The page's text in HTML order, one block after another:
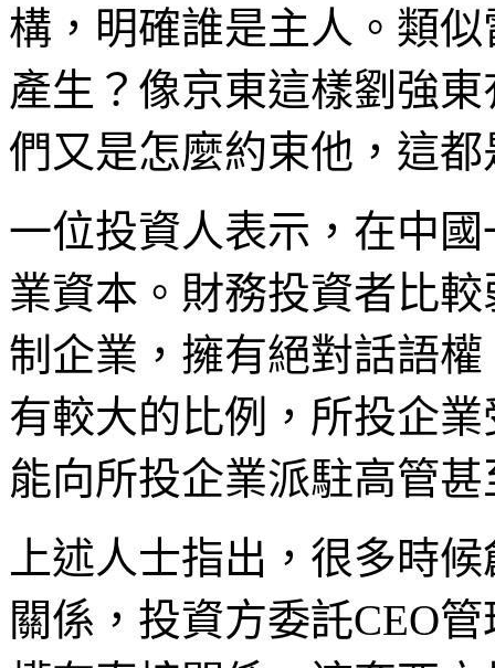
構，明確誰是主人。類
產生？像京東這樣劉強
們又是怎麼約束他，這
一位投資人表示，在中
業資本。財務投資者比
制企業，擁有絕對話語
有較大的比例，所投企
能向所投企業派駐高管甚
上述人士指出，很多時
關係，投資方委託CEO